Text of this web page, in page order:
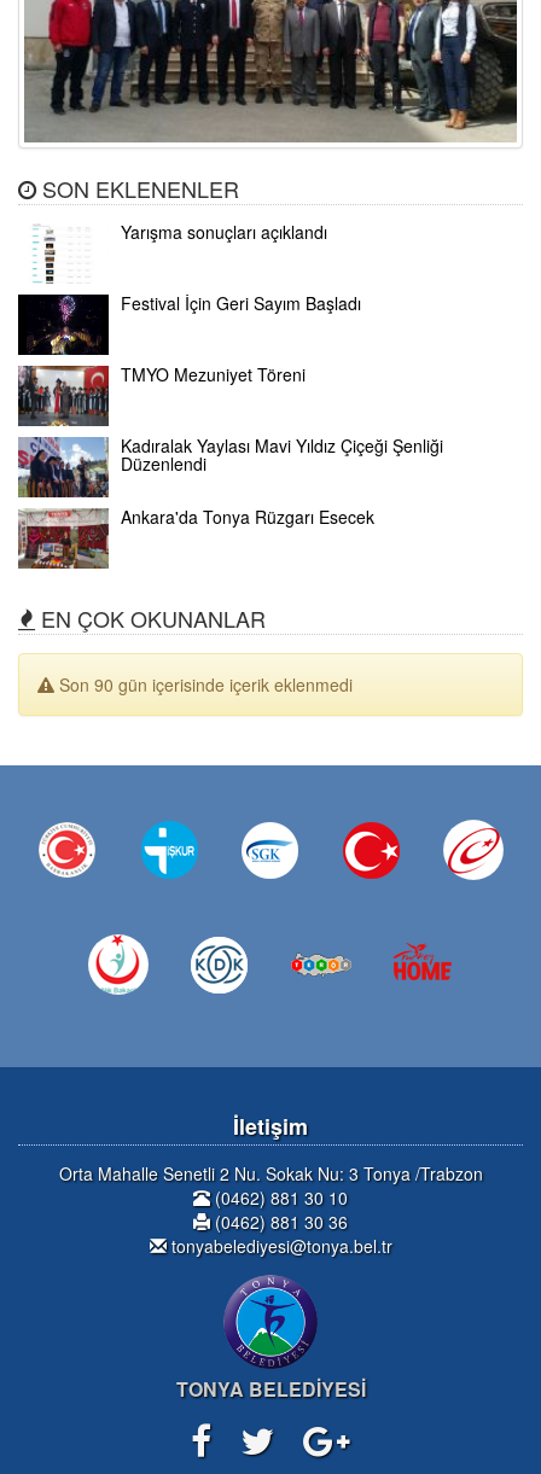
SON EKLENENLER
Yarışma sonuçları açıklandı
Festival İçin Geri Sayım Başladı
TMYO Mezuniyet Töreni
Kadıralak Yaylası Mavi Yıldız Çiçeği Şenliği
Düzenlendi
Ankara'da Tonya Rüzgarı Esecek
EN ÇOK OKUNANLAR
Son 90 gün içerisinde içerik eklenmedi
İletişim
Orta Mahalle Senetli 2 Nu. Sokak Nu: 3 Tonya /Trabzon
(0462) 881 30 10
(0462) 881 30 36
tonyabelediyesi@tonya.bel.tr
TONYA BELEDİYESİ